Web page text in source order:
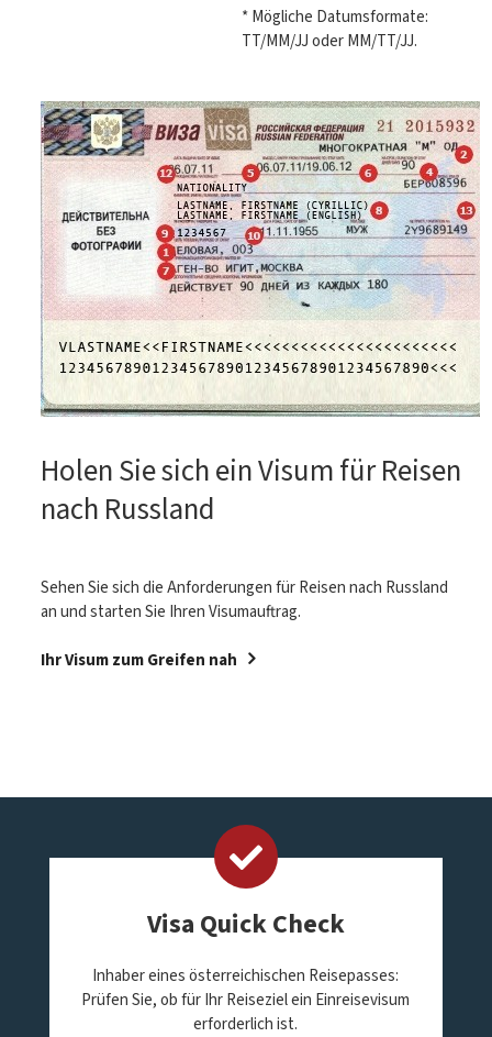
* Mögliche Datumsformate:
TT/MM/JJ oder MM/TT/JJ.
Holen Sie sich ein Visum für Reisen
nach Russland
Sehen Sie sich die Anforderungen für Reisen nach Russland
an undstarten Sie Ihren Visumauftrag.
Ihr Visum zum Greifen nah
Visa Quick Check
Inhaber eines österreichischen Reisepasses:
Prüfen Sie, ob für Ihr Reiseziel ein Einreisevisum
erforderlich ist.